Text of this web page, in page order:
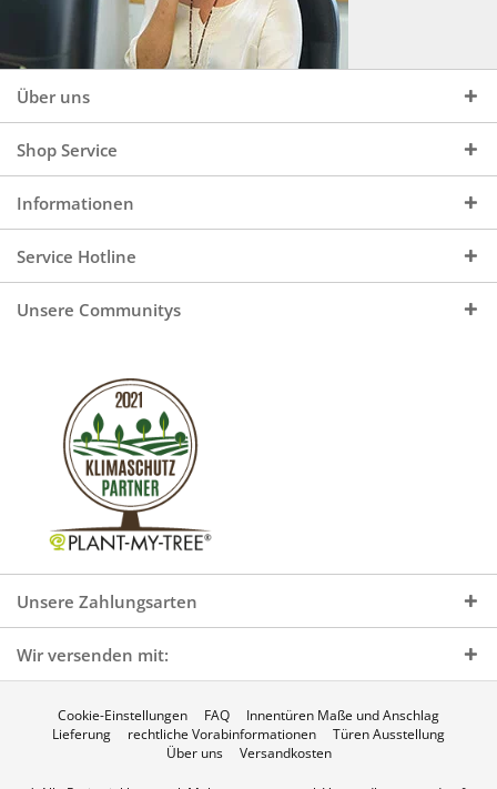
Über uns
Shop Service
Informationen
Service Hotline
Unsere Communitys
Unsere Zahlungsarten
Wir versenden mit:
Cookie-Einstellungen FAQ
Innentüren Maße und Anschlag
Lieferung
rechtliche Vorabinformationen
Türen Ausstellung
Über uns
Versandkosten